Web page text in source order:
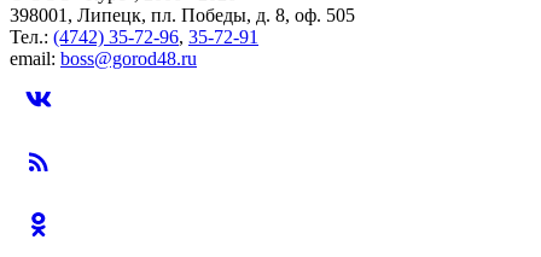
398001, Липецк, пл. Победы, д. 8, оф. 505
Тел.: (4742) 35-72-96, 35-72-91
email: boss@gorod48.ru